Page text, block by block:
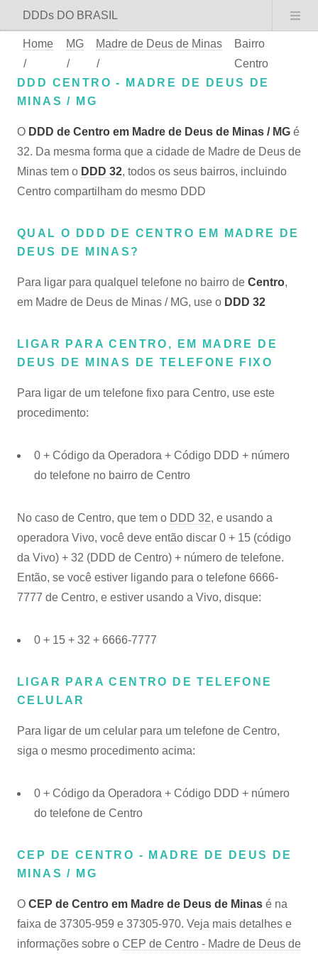
DDDs DO BRASIL
Home
/
MG
/
Madre de Deus de Minas
/
Bairro
Centro
DDD CENTRO - MADRE DE DEUS DE
MINAS / MG
O DDD de Centro em Madre de Deus de Minas / MG é
32. Da mesma forma que a cidade de Madre de Deus de
Minas tem o DDD 32, todos os seus bairros, incluindo
Centro compartilham do mesmo DDD
QUAL O DDD DE CENTRO EM MADRE DE
DEUS DE MINAS?
Para ligar para qualquel telefone no bairro de Centro,
em Madre de Deus de Minas / MG, use o DDD 32
LIGAR PARA CENTRO, EM MADRE DE
DEUS DE MINAS DE TELEFONE FIXO
Para ligar de um telefone fixo para Centro, use este
procedimento:
0 + Código da Operadora + Código DDD + número
do telefone no bairro de Centro
No caso de Centro, que tem o DDD 32, e usando a
operadora Vivo, você deve então discar 0 + 15 (código
da Vivo) + 32 (DDD de Centro) + número de telefone.
Então, se você estiver ligando para o telefone 6666-
7777 de Centro, e estiver usando a Vivo, disque:
0 + 15 + 32 + 6666-7777
LIGAR PARA CENTRO DE TELEFONE
CELULAR
Para ligar de um celular para um telefone de Centro,
siga o mesmo procedimento acima:
0 + Código da Operadora + Código DDD + número
do telefone de Centro
CEP DE CENTRO - MADRE DE DEUS DE
MINAS / MG
O CEP de Centro em Madre de Deus de Minas é na
faixa de 37305-959 e 37305-970. Veja mais detalhes e
informações sobre o CEP de Centro - Madre de Deus de